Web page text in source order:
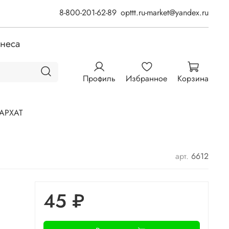
8-800-201-62-89 opttt.ru-market@yandex.ru
Профиль Избранное Корзина
арт. 6612
45 ₽